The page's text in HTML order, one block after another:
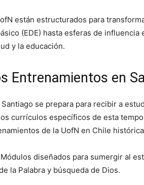
están estructurados para
(EDE) hasta esferas de influencia
y la educación.
Entrenamientos en
Santiago se prepara para recibir a
currículos específicos de esta
de la UofN en Chile
Módulos diseñados para sumergir al
la Palabra y búsqueda de Dios.